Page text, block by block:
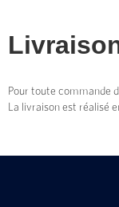
Pour toute commande
La livraison est réalisé